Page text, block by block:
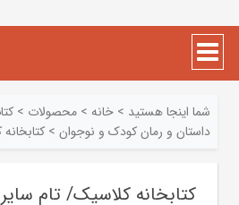
شما اینجا هستید > خانه > محصولات >
داستان و رمان کودک و نوجوان >
کتابخانه کلاسیک/ تام سایر